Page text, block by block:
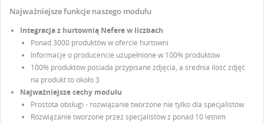
Najważniejsze funkcje naszego modułu
Integracja z hurtownią Nefere w liczbach
Ponad 3000 produktów w ofercie hurtowni
Informacje o producencie uzupełnione w 100% produktów
100% produktów posiada przypisane zdjęcia, a średnia ilość zdjęć
na produkt to około 3
Najważniejsze cechy modułu
Prostota obsługi - rozwiązanie tworzone nie tylko dla specjalistów
Rozwiązanie tworzone przez specjalistów z ponad 10 letnim